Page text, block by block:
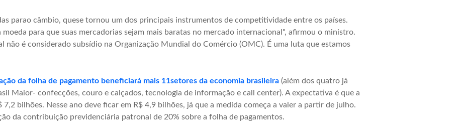
parao câmbio, quese tornou um dos principais instrumentos de competitividade entre os países.
moeda para que suas mercadorias sejam mais baratas no mercado internacional", afirmou o ministro.
não é considerado subsídio na Organização Mundial do Comércio (OMC). É uma luta que estamos
da folha de pagamento beneficiará mais 11setores da economia brasileira (além dos quatro já
Maior- confecções, couro e calçados, tecnologia de informação e call center). A expectativa é que a
7,2 bilhões. Nesse ano deve ficar em R$ 4,9 bilhões, já que a medida começa a valer a partir de julho.
da contribuição previdenciária patronal de 20% sobre a folha de pagamentos.